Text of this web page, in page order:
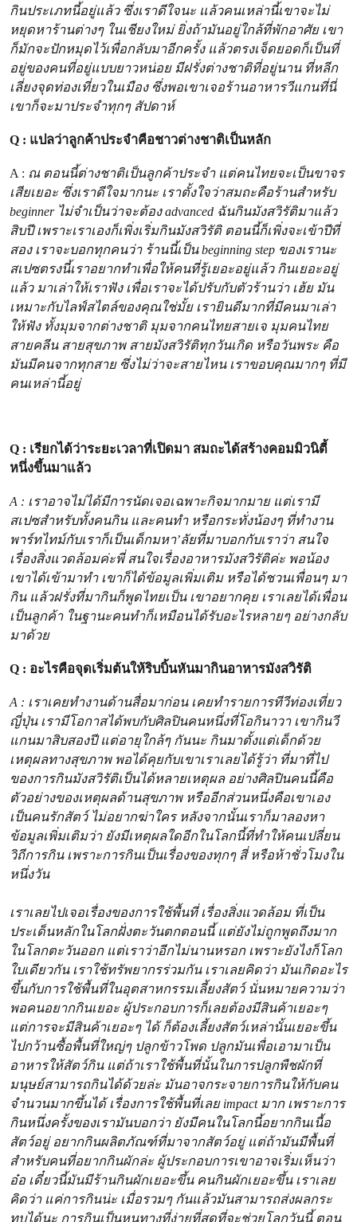
กินประเภทนี้อยู่แล้ว ซึ่งเราดีใจนะ แล้วคนเหล่านี้เขาจะไม่
หยุดหาร้านต่างๆ ในเชียงใหม่ ยิ่งถ้ามันอยู่ใกล้ที่พักอาศัย เขา
ก็มักจะปักหมุดไว้เพื่อกลับมาอีกครั้ง แล้วตรงเจ็ดยอดก็เป็นที่
อยู่ของคนที่อยู่แบบยาวหน่อย มีฝรั่งต่างชาติที่อยู่นาน ที่หลีก
เลี่ยงจุดท่องเที่ยวในเมือง ซึ่งพอเขาเจอร้านอาหารวีแกนที่นี่
เขาก็จะมาประจำทุกๆ สัปดาห์
Q : แปลว่าลูกค้าประจำคือชาวต่างชาติเป็นหลัก
A : ณ ตอนนี้ต่างชาติเป็นลูกค้าประจำ แต่คนไทยจะเป็นขาจร
เสียเยอะ ซึ่งเราดีใจมากนะ เราตั้งใจว่าสมถะคือร้านสำหรับ
beginner ไม่จำเป็นว่าจะต้อง advanced ฉันกินมังสวิรัติมาแล้ว
สิบปี เพราะเราเองก็เพิ่งเริ่มกินมังสวิรัติ ตอนนี้ก็เพิ่งจะเข้าปีที่
สอง เราจะบอกทุกคนว่า ร้านนี้เป็น beginning step ของเรานะ
สเปซตรงนี้เราอยากทำเพื่อให้คนที่รู้เยอะอยู่แล้ว กินเยอะอยู่
แล้ว มาเล่าให้เราฟัง เพื่อเราจะได้ปรับกับตัวร้านว่า เฮ้ย มัน
เหมาะกับไลฟ์สไตล์ของคุณใช่มั้ย เรายินดีมากที่มีคนมาเล่า
ให้ฟัง ทั้งมุมจากต่างชาติ มุมจากคนไทยสายเจ มุมคนไทย
สายคลีน สายสุขภาพ สายมังสวิรัติทุกวันเกิด หรือวันพระ คือ
มันมีคนจากทุกสาย ซึ่งไม่ว่าจะสายไหน เราขอบคุณมากๆ ที่มี
คนเหล่านี้อยู่
Q : เรียกได้ว่าระยะเวลาที่เปิดมา สมถะได้สร้างคอมมิวนิตี้
หนึ่งขึ้นมาแล้ว
A : เราอาจไม่ได้มีการนัดเจอเฉพาะกิจมากมาย แต่เรามี
สเปซสำหรับทั้งคนกิน และคนทำ หรือกระทั่งน้องๆ ที่ทำงาน
พาร์ทไทม์กับเราก็เป็นเด็กมหา’ลัยที่มาบอกกับเราว่า สนใจ
เรื่องสิ่งแวดล้อมค่ะพี่ สนใจเรื่องอาหารมังสวิรัติค่ะ พอน้อง
เขาได้เข้ามาทำ เขาก็ได้ข้อมูลเพิ่มเติม หรือได้ชวนเพื่อนๆ มา
กิน แล้วฝรั่งที่มากินก็พูดไทยเป็น เขาอยากคุย เราเลยได้เพื่อน
เป็นลูกค้า ในฐานะคนทำก็เหมือนได้รับอะไรหลายๆ อย่างกลับ
มาด้วย
Q : อะไรคือจุดเริ่มต้นให้ริบบิ้นหันมากินอาหารมังสวิรัติ
A : เราเคยทำงานด้านสื่อมาก่อน เคยทำรายการทีวีท่องเที่ยว
ญี่ปุ่น เรามีโอกาสได้พบกับศิลปินคนหนึ่งที่โอกินาวา เขากินวี
แกนมาสิบสองปี แต่อายุใกล้ๆ กันนะ กินมาตั้งแต่เด็กด้วย
เหตุผลทางสุขภาพ พอได้คุยกับเขาเราเลยได้รู้ว่า ที่มาที่ไป
ของการกินมังสวิรัติเป็นได้หลายเหตุผล อย่างศิลปินคนนี้คือ
ตัวอย่างของเหตุผลด้านสุขภาพ หรืออีกส่วนหนึ่งคือเขาเอง
เป็นคนรักสัตว์ ไม่อยากฆ่าใคร หลังจากนั้นเราก็มาลองหา
ข้อมูลเพิ่มเติมว่า ยังมีเหตุผลใดอีกในโลกนี้ที่ทำให้คนเปลี่ยน
วิถีการกิน เพราะการกินเป็นเรื่องของทุกๆ สี่ หรือห้าชั่วโมงใน
หนึ่งวัน
เราเลยไปเจอเรื่องของการใช้พื้นที่ เรื่องสิ่งแวดล้อม ที่เป็น
ประเด็นหลักในโลกฝั่งตะวันตกตอนนี้ แต่ยังไม่ถูกพูดถึงมาก
ในโลกตะวันออก แต่เราว่าอีกไม่นานหรอก เพราะยังไงก็โลก
ใบเดียวกัน เราใช้ทรัพยากรร่วมกัน เราเลยคิดว่า มันเกิดอะไร
ขึ้นกับการใช้พื้นที่ในอุตสาหกรรมเลี้ยงสัตว์ นั่นหมายความว่า
พอคนอยากกินเยอะ ผู้ประกอบการก็เลยต้องมีสินค้าเยอะๆ
แต่การจะมีสินค้าเยอะๆ ได้ ก็ต้องเลี้ยงสัตว์เหล่านั้นเยอะขึ้น
ไปกว้านซื้อพื้นที่ใหญ่ๆ ปลูกข้าวโพด ปลูกมันเพื่อเอามาเป็น
อาหารให้สัตว์กิน แต่ถ้าเราใช้พื้นที่นั้นในการปลูกพืชผักที่
มนุษย์สามารถกินได้ด้วยล่ะ มันอาจกระจายการกินให้กับคน
จำนวนมากขึ้นได้ เรื่องการใช้พื้นที่เลย impact มาก เพราะการ
กินหนึ่งครั้งของเรามันบอกว่า ยังมีคนในโลกนี้อยากกินเนื้อ
สัตว์อยู่ อยากกินผลิตภัณฑ์ที่มาจากสัตว์อยู่ แต่ถ้ามันมีพื้นที่
สำหรับคนที่อยากกินผักล่ะ ผู้ประกอบการเขาอาจเริ่มเห็นว่า
อ๋อ เดี๋ยวนี้มันมีร้านกินผักเยอะขึ้น คนกินผักเยอะขึ้น เราเลย
คิดว่า แค่การกินน่ะ เมื่อรวมๆ กันแล้วมันสามารถส่งผลกระ
ทบได้นะ การกินเป็นหนทางที่ง่ายที่สุดที่จะช่วยโลกวันนี้ ตอน